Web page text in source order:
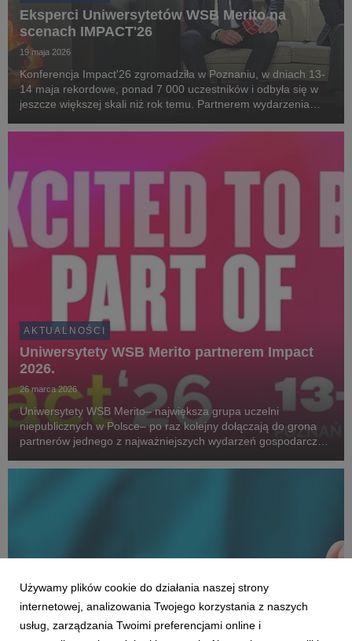
Eksperci Uniwersytetów WSB Merito na
scenach IMPACT'26
19 maja 2026
Konferencja Impact'26 zgromadziła w Poznaniu, w dniach 13-
14 maja rekordowe, ponad 7 000 uczestników i odbyła się w
jeszcze większej skali niż rok temu. Partnerem wydarzenia
AKTUALNOŚCI
Uniwersytety WSB Merito partnerem Impact
2026.
26 marca 2026
Uniwersytety WSB Merito– największa grupa uczelni
niepublicznych w Polsce– po raz kolejny dołączają do grona
partnerów jednego z najważniejszych wydarzeń gospodarczo-
Używamy plików cookie do działania naszej strony
internetowej, analizowania Twojego korzystania z naszych
usług, zarządzania Twoimi preferencjami online i